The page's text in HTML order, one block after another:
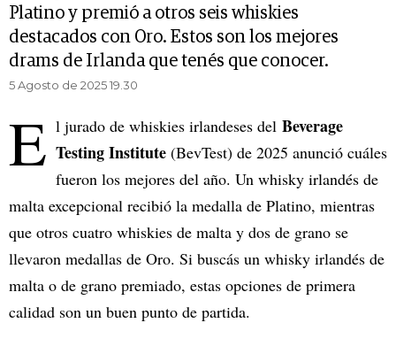
Platino y premió a otros seis whiskies
destacados con Oro. Estos son los mejores
drams de Irlanda que tenés que conocer.
5 Agosto de 2025 19.30
E l jurado de whiskies irlandeses del Beverage
Testing Institute (BevTest) de 2025 anunció cuáles
fueron los mejores del año. Un whisky irlandés de
malta excepcional recibió la medalla de Platino, mientras
que otros cuatro whiskies de malta y dos de grano se
llevaron medallas de Oro. Si buscás un whisky irlandés de
malta o de grano premiado, estas opciones de primera
calidad son un buen punto de partida.